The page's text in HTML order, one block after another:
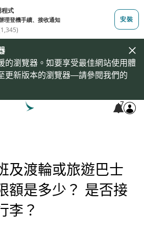
的瀏覽器。如要享受最佳網站使用體
更新版本的瀏覽器—請參閱我們的
7
及渡輪或旅遊巴士
額是多少？ 是否接
李？